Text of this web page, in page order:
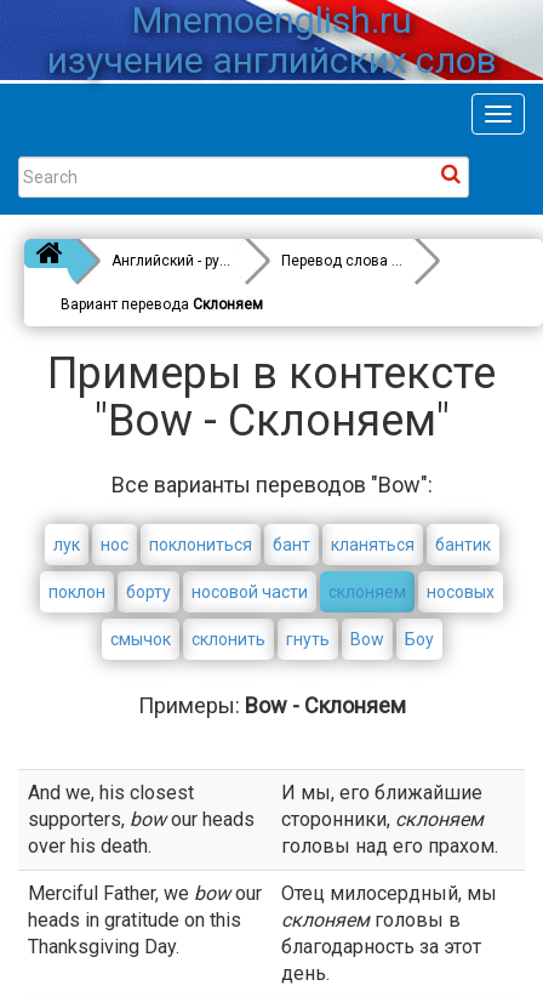
Mnemoenglish.ru
изучение английских слов
Английский - русский Перевод слова
Bow
Вариант перевода Склоняем
Примеры в контексте
"Bow - Склоняем"
Все варианты переводов "Bow":
лук нос поклониться бант кланяться бантик
поклон борту носовой части склоняем носовых
смычок склонить гнуть Bow Боу
Примеры: Bow - Склоняем
And we, his closest
supporters, bowour heads
over his death.
И мы, его ближайшие
сторонники, склоняем
головы над его прахом.
Merciful Father, we bowour
heads in gratitude on this
Thanksgiving Day.
Отец милосердный, мы
склоняемголовы в
благодарность за этот
день.